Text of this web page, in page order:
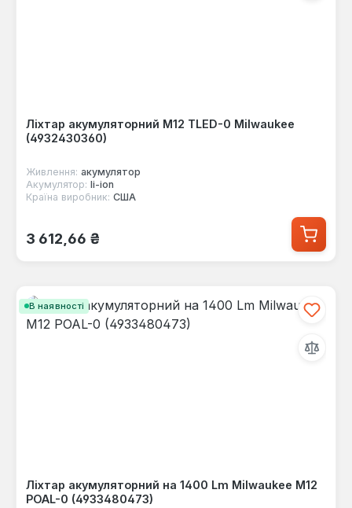
Ліхтар акумуляторний M12 TLED-0 Milwaukee
(4932430360)
Живлення: акумулятор
Акумулятор: li-ion
Країна виробник: США
Звичайна ціна:
3 612,66 ₴
В наявності
Ліхтар акумуляторний на 1400 Lm Milwaukee M12
POAL-0 (4933480473)